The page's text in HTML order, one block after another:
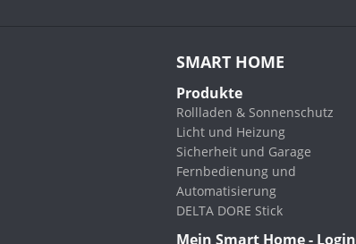
SMART HOME
Produkte
Rollladen & Sonnenschutz
Licht und Heizung
Sicherheit und Garage
Fernbedienung und
Automatisierung
DELTA DORE Stick
Mein Smart Home - Login